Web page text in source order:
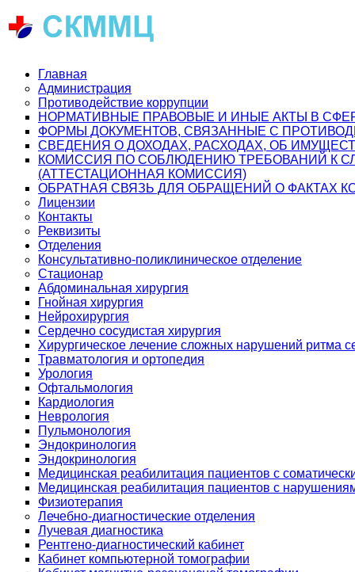
Главная
Администрация
Противодействие коррупции
НОРМАТИВНЫЕ ПРАВОВЫЕ И ИНЫЕ АКТЫ В
ФОРМЫ ДОКУМЕНТОВ, СВЯЗАННЫЕ С
СВЕДЕНИЯ О ДОХОДАХ, РАСХОДАХ, ОБ
КОМИССИЯ ПО СОБЛЮДЕНИЮ ТРЕБОВАНИЙ К
(АТТЕСТАЦИОННАЯ КОМИССИЯ)
ОБРАТНАЯ СВЯЗЬ ДЛЯ ОБРАЩЕНИЙ О ФАКТАХ
Лицензии
Контакты
Реквизиты
Отделения
Консультативно-поликлиническое отделение
Стационар
Абдоминальная хирургия
Гнойная хирургия
Нейрохирургия
Сердечно сосудистая хирургия
Хирургическое лечение сложных нарушений ритма
Травматология и ортопедия
Урология
Офтальмология
Кардиология
Неврология
Пульмонология
Эндокринология
Эндокринология
Медицинская реабилитация пациентов с
Медицинская реабилитация пациентов с
Физиотерапия
Лечебно-диагностические отделения
Лучевая диагностика
Рентгено-диагностический кабинет
Кабинет компьютерной томографии